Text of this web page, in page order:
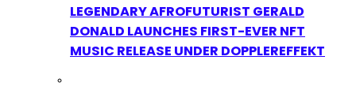
LEGENDARY AFROFUTURIST GERALD
DONALD LAUNCHES FIRST-EVER NFT
MUSIC RELEASE UNDER DOPPLEREFFEKT